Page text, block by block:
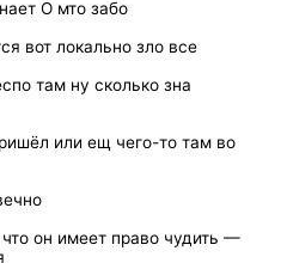
О мто забо
вот локально зло все
там ну сколько зна
или ещ чего-то там во
что он имеет право чудить —